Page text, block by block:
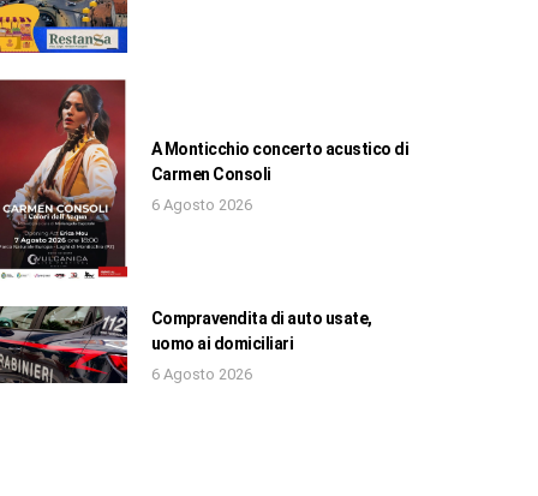
A Monticchio concerto acustico di
Carmen Consoli
6 Agosto 2026
Compravendita di auto usate,
uomo ai domiciliari
6 Agosto 2026